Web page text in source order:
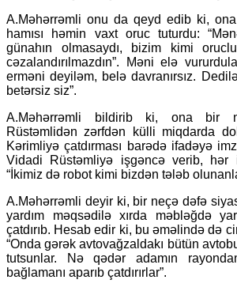
A.Məhərrəmli onu da qeyd edib ki,
hamısı həmin vaxt oruc tuturdu:
günahın olmasaydı, bizim kimi
cəzalandırılmazdın”. Məni elə
erməni deyiləm, belə davranırsız.
betərsiz siz”.
A.Məhərrəmli bildirib ki, ona bir
Rüstəmlidən zərfdən külli miqdarda
Kərimliyə çatdırması barədə ifadəyə
Vidadi Rüstəmliyə işgəncə verib, hər
“İkimiz də robot kimi bizdən tələb
A.Məhərrəmli deyir ki, bir neçə dəfə
yardım məqsədilə xırda məbləğdə
çatdırıb. Hesab edir ki, bu əməlində də
“Onda gərək avtovağzaldakı bütün
tutsunlar. Nə qədər adamın
bağlamanı aparıb çatdırırlar”.